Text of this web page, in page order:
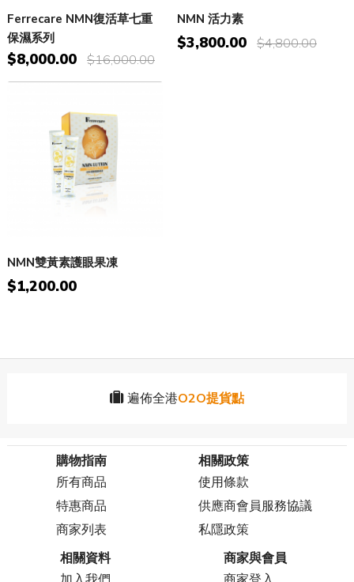
Ferrecare NMN復活草七重
保濕系列
$8,000.00 $16,000.00
NMN 活力素
$3,800.00 $4,800.00
NMN雙黃素護眼果凍
$1,200.00
遍佈全港O2O提貨點
購物指南
所有商品
特惠商品
商家列表
相關政策
使用條款
供應商會員服務協議
私隱政策
相關資料
商家與會員